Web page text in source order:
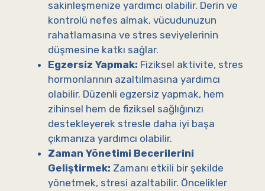
sakinleşmenize yardımcı olabilir. Derin ve
kontrolü nefes almak, vücudunuzun
rahatlamasına ve stres seviyelerinin
düşmesine katkı sağlar.
Egzersiz Yapmak: Fiziksel aktivite, stres
hormonlarının azaltılmasına yardımcı
olabilir. Düzenli egzersiz yapmak, hem
zihinsel hem de fiziksel sağlığınızı
destekleyerek stresle daha iyi başa
çıkmanıza yardımcı olabilir.
Zaman Yönetimi Becerilerini
Geliştirmek: Zamanı etkili bir şekilde
yönetmek, stresi azaltabilir. Öncelikler